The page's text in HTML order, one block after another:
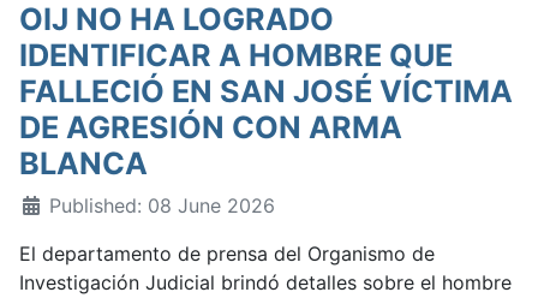
OIJ NO HA LOGRADO
IDENTIFICAR A HOMBRE QUE
FALLECIÓ EN SAN JOSÉ VÍCTIMA
DE AGRESIÓN CON ARMA
BLANCA
Published: 08 June 2026
El departamento de prensa del Organismo de
Investigación Judicial brindó detalles sobre el hombre